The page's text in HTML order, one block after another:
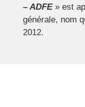
– ADFE » est
générale, nom
2012.